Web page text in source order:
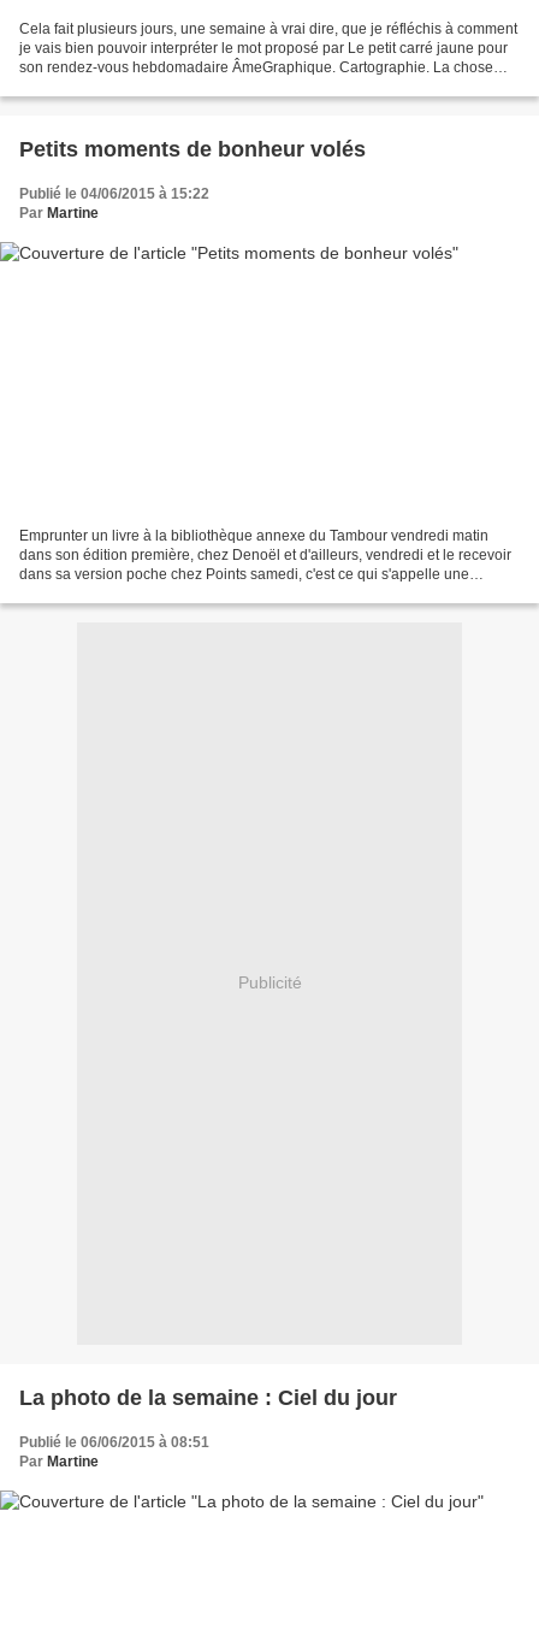
Cela fait plusieurs jours, une semaine à vrai dire, que je réfléchis à comment
je vais bien pouvoir interpréter le mot proposé par Le petit carré jaune pour
son rendez-vous hebdomadaire ÂmeGraphique. Cartographie. La chose
Petits moments de bonheur volés
Publié le 04/06/2015 à 15:22
Par Martine
Emprunter un livre à la bibliothèque annexe du Tambour vendredi matin
dans son édition première, chez Denoël et d'ailleurs, vendredi et le recevoir
dans sa version poche chez Points samedi, c'est ce qui s'appelle une
Publicité
La photo de la semaine : Ciel du jour
Publié le 06/06/2015 à 08:51
Par Martine